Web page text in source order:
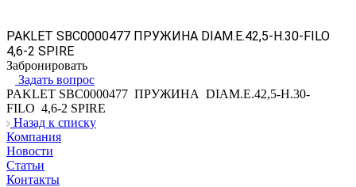
PAKLET SBC0000477 ПРУЖИНА DIAM.E.42,5-H.30-FILO
4,6-2 SPIRE
Забронировать
Задать вопрос
PAKLET SBC0000477 ПРУЖИНА DIAM.E.42,5-H.30-
FILO 4,6-2 SPIRE
Назад к списку
Компания
Новости
Статьи
Контакты